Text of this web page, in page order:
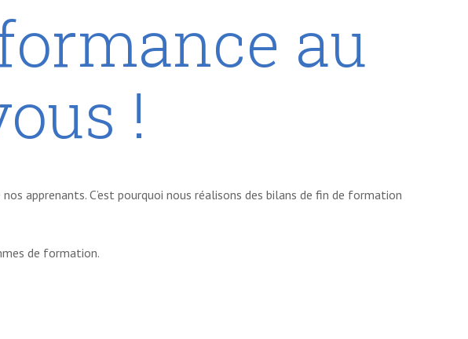
au
!
apprenants. C’est pourquoi nous réalisons des bilans de fin de formation
de formation.